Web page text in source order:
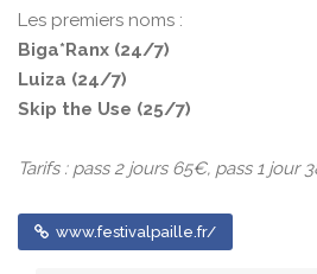
Les premiers noms :
Biga*Ranx (24/7)
Luiza (24/7)
Skip the Use (25/7)
Tarifs : pass 2 jours 65€, pass 1 jour
www.festivalpaille.fr/